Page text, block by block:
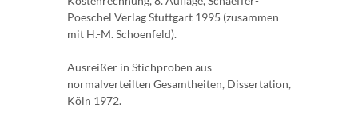
Poeschel Verlag Stuttgart 1995 (zusammen
mit H.-M. Schoenfeld).
Ausreißer in Stichproben aus
normalverteilten Gesamtheiten, Dissertation,
Köln 1972.